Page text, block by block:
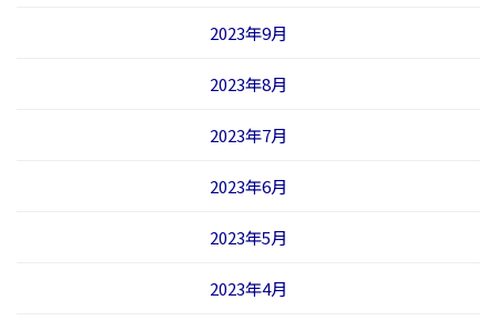
2023年9月
2023年8月
2023年7月
2023年6月
2023年5月
2023年4月